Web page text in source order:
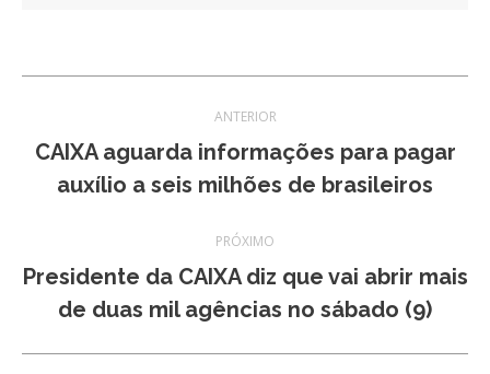
de
post:
ANTERIOR
Post
anterior:
CAIXA aguarda informações para pagar
auxílio a seis milhões de brasileiros
PRÓXIMO
Próximo
post:
Presidente da CAIXA diz que vai abrir mais
de duas mil agências no sábado (9)